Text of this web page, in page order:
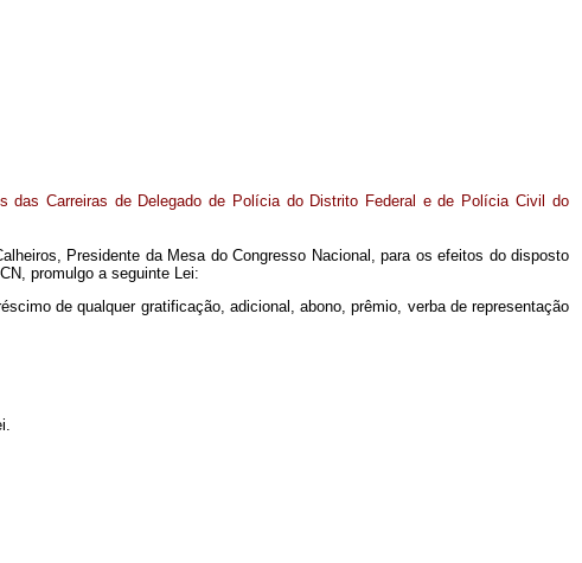
das Carreiras de Delegado de Polícia do Distrito Federal e de Polícia Civil do
Presidente da Mesa do Congresso Nacional, para os efeitos do disposto
promulgo a seguinte Lei:
de qualquer gratificação, adicional, abono, prêmio, verba de representação